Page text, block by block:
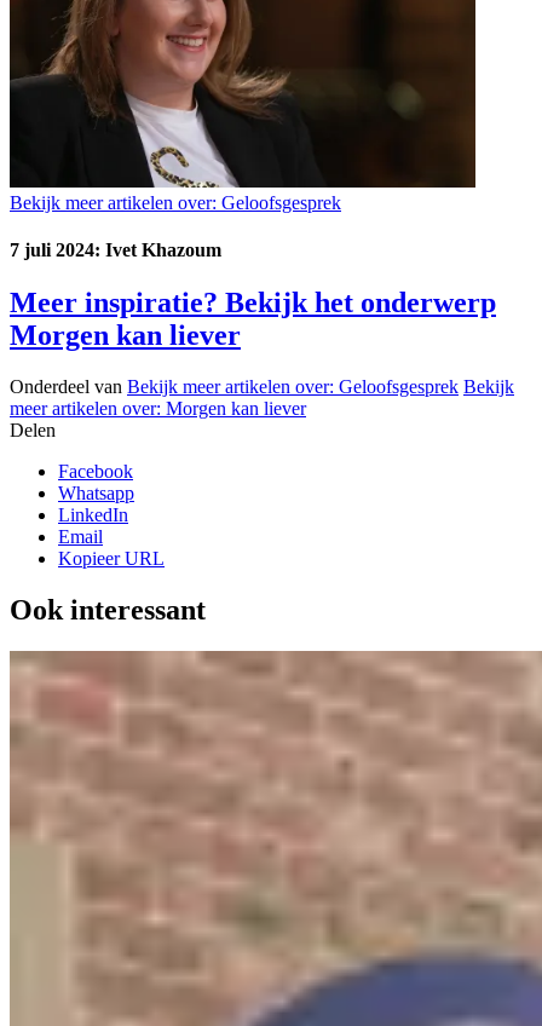
Bekijk meer artikelen over: Geloofsgesprek
7 juli 2024: Ivet Khazoum
Meer inspiratie? Bekijk het onderwerp
Morgen kan liever
Onderdeel van Bekijk meer artikelen over: Geloofsgesprek Bekijk
meer artikelen over: Morgen kan liever
Delen
Facebook
Whatsapp
LinkedIn
Email
Kopieer URL
Ook interessant